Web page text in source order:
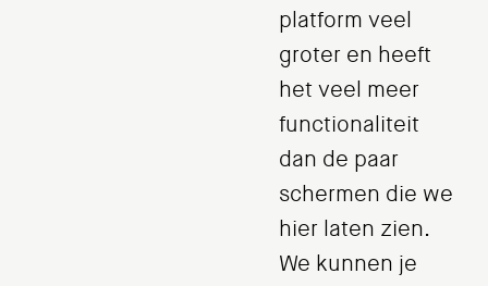
platform veel
groter en heeft
het veel meer
functionaliteit
dan de paar
schermen die we
hier laten zien.
We kunnen je